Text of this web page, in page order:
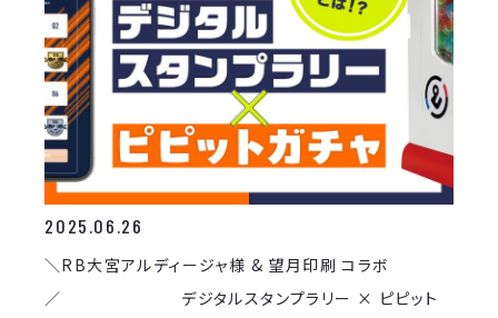
2025.06.26
＼RB大宮アルディージャ様 & 望月印刷 コラボ
／ デジタルスタンプラリー × ピピット